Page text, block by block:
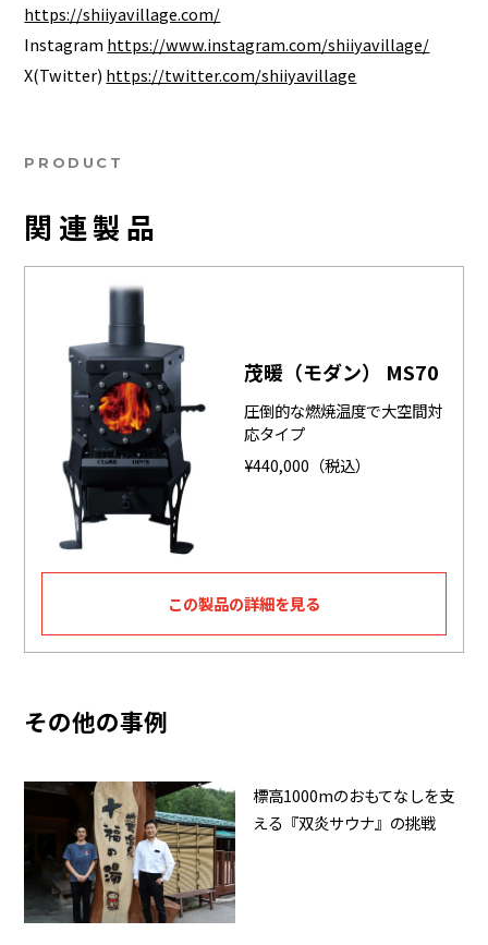
https://shiiyavillage.com/
Instagram https://www.instagram.com/shiiyavillage/
X(Twitter) https://twitter.com/shiiyavillage
PRODUCT
関連製品
茂暖（モダン） MS70
圧倒的な燃焼温度で大空間対
応タイプ
¥440,000（税込）
この製品の詳細を見る
その他の事例
標高1000mのおもてなしを支
える『双炎サウナ』の挑戦